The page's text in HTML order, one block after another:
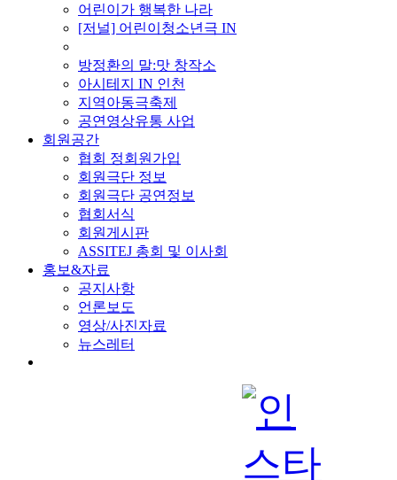
어린이가 행복한 나라
[저널] 어린이청소년극 IN
방정환의 말:맛 창작소
아시테지 IN 인천
지역아동극축제
공연영상유통 사업
회원공간
협회 정회원가입
회원극단 정보
회원극단 공연정보
협회서식
회원게시판
ASSITEJ 총회 및 이사회
홍보&자료
공지사항
언론보도
영상/사진자료
뉴스레터